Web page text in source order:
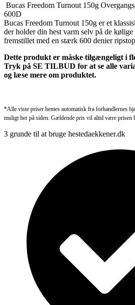
Bucas Freedom Turnout 150g
600D
Bucas Freedom Turnout 150g er et
der holder din hest varm selv på de
fremstillet med en stærk 600 denier
Dette produkt er måske tilgængeligt i
Tryk på SE TILBUD for at se alle
og læse mere om produktet.
*Alle viste priser hentes automatisk fra forhandlernes
muligt her på siden. Gældende pris vil altid være prisen
3 grunde til at bruge hestedaekkener.dk